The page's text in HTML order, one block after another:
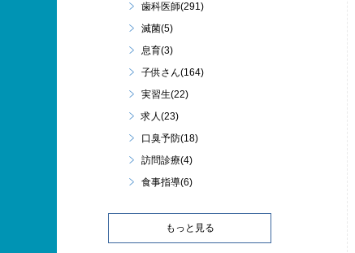
歯科医師(291)
滅菌(5)
息育(3)
子供さん(164)
実習生(22)
求人(23)
口臭予防(18)
訪問診療(4)
食事指導(6)
もっと見る